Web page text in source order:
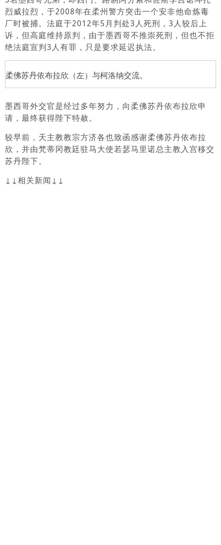
烈威拉烈，于2008年在柔州警方突击一个安非他命炼毒
厂时被捕。法庭于2012年5月判处3人死刑，3人较后上
诉，但高庭维持原判，由于墨西哥不推崇死刑，但也不拒
绝法庭宣判3人有罪，只是要求延迟执法。
柔佛苏丹依布拉欣（左）与柯洛纳交流。
墨西哥外交官是经过多年努力，向柔佛苏丹依布拉欣申
请，最终获得陛下特赦。
较早前，天主教教宗方济各也致函感谢柔佛苏丹依布拉
欣，并由梵蒂冈教廷驻马大使若瑟马里诺总主教入宫移交
苏丹陛下。
↓↓相关新闻↓↓